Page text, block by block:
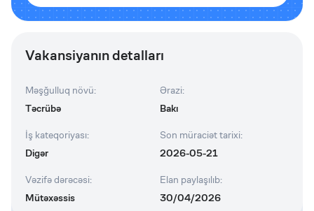
Vakansiyanın detalları
Məşğulluq növü:
Təcrübə
Ərazi:
Bakı
İş kateqoriyası:
Digər
Son müraciət tarixi:
2026-05-21
Vəzifə dərəcəsi:
Mütəxəssis
Elan paylaşılıb:
30/04/2026